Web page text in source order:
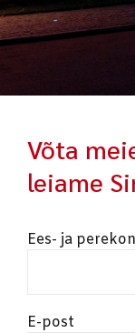
Võta
leiame
Ees- ja
E-post